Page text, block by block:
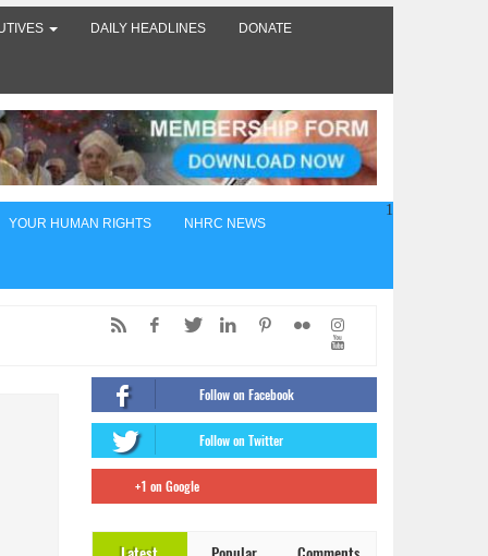
DAILY HEADLINES DONATE
YOUR HUMAN RIGHTS NHRC NEWS
1
Follow on Facebook
Follow on Twitter
+1 on Google